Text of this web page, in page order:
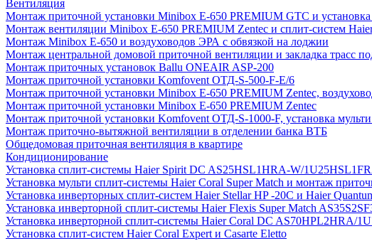
Вентиляция
Монтаж приточной установки Minibox E-650 PREMIUM GTC и установка
Монтаж вентиляции Minibox E-650 PREMIUM Zentec и сплит-систем
Монтаж Minibox E-650 и воздуховодов ЭРА с обвязкой на лоджии
Монтаж центральной домовой приточной вентиляции и закладка трасс
Монтаж приточных установок Ballu ONEAIR ASP-200
Монтаж приточной установки Komfovent ОТД-S-500-F-E/6
Монтаж приточной установки Minibox E-650 PREMIUM Zentec,
Монтаж приточной установки Minibox E-650 PREMIUM Zentec
Монтаж приточной установки Komfovent ОТД-S-1000-F, установка
Монтаж приточно-вытяжной вентиляции в отделении банка ВТБ
Общедомовая приточная вентиляция в квартире
Кондиционирование
Установка сплит-системы Haier Spirit DC AS25HSL1HRA-W/
Установка мульти сплит-системы Haier Coral Super Match и монтаж
Установка инверторных сплит-систем Haier Stellar HP -20С и Haier
Установка инверторной сплит-системы Haier Flexis Super Match
Установка инверторной сплит-системы Haier Coral DC AS70HPL2HRA/
Установка сплит-систем Haier Coral Expert и Casarte Eletto